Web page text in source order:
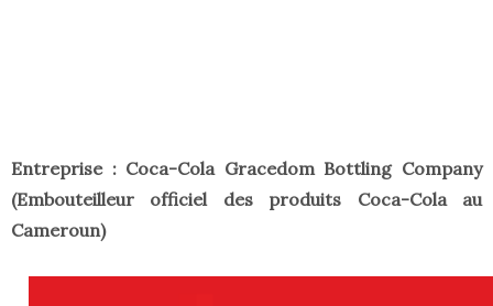
Entreprise : Coca-Cola Gracedom Bottling Company
(Embouteilleur officiel des produits Coca-Cola au
Cameroun)